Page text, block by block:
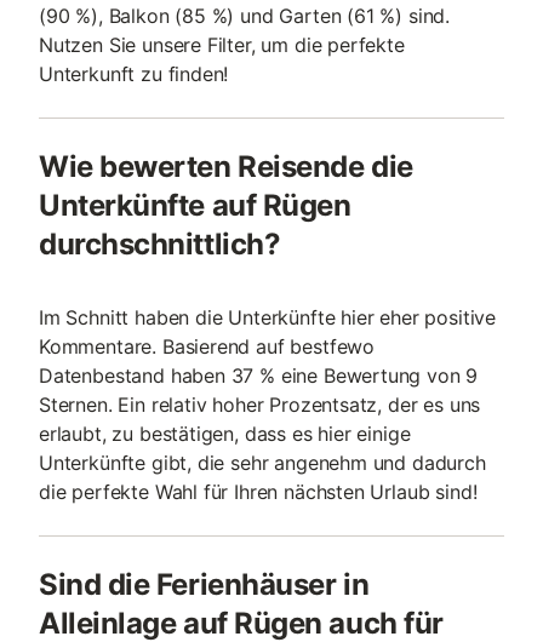
(90 %), Balkon (85 %) und Garten (61 %) sind.
Nutzen Sie unsere Filter, um die perfekte
Unterkunft zu finden!
Wie bewerten Reisende die
Unterkünfte auf Rügen
durchschnittlich?
Im Schnitt haben die Unterkünfte hier eher positive
Kommentare. Basierend auf bestfewo
Datenbestand haben 37 % eine Bewertung von 9
Sternen. Ein relativ hoher Prozentsatz, der es uns
erlaubt, zu bestätigen, dass es hier einige
Unterkünfte gibt, die sehr angenehm und dadurch
die perfekte Wahl für Ihren nächsten Urlaub sind!
Sind die Ferienhäuser in
Alleinlage auf Rügen auch für